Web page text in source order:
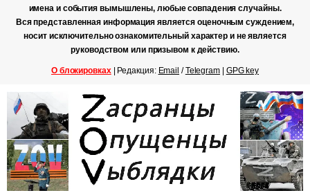
имена и события вымышлены, любые совпадения случайны.
Вся представленная информация является оценочным суждением,
носит исключительно ознакомительный характер и не является
руководством или призывом к действию.
О блокировках| Редакция: Email /Telegram| GPG key